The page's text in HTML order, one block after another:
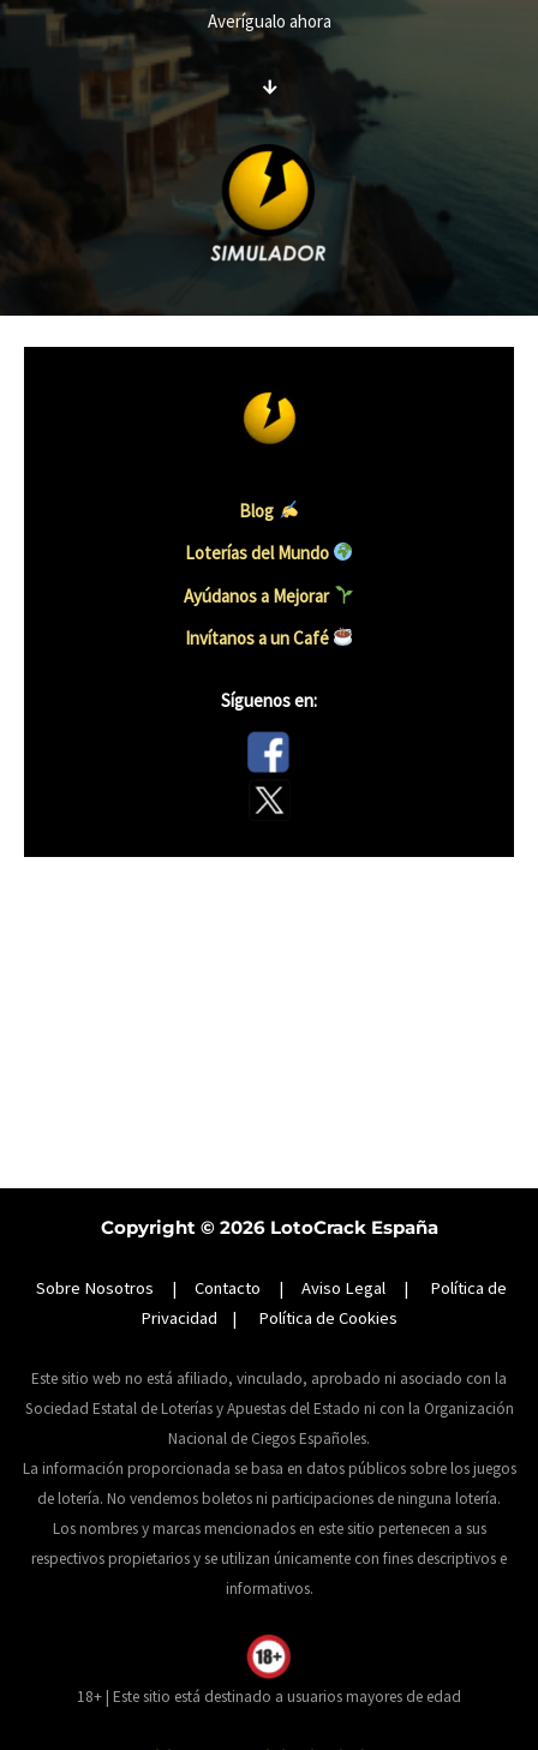
Averígualo ahora
↓
Blog
Loterías del Mundo
Ayúdanos a Mejorar
Invítanos a un Café
Síguenos en:
Copyright © 2026 LotoCrack España
Sobre Nosotros | Contacto | Aviso Legal| Política de
Privacidad | Política de Cookies
Este sitio web no está afiliado, vinculado, aprobado ni asociado con la
Sociedad Estatal de Loterías y Apuestas del Estado ni con la Organización
Nacional de Ciegos Españoles.
La información proporcionada se basa en datos públicos sobre los juegos
de lotería. No vendemos boletos ni participaciones de ninguna lotería.
Los nombres y marcas mencionados en este sitio pertenecen a sus
respectivos propietarios y se utilizan únicamente con fines descriptivos e
informativos.
18+ | Este sitio está destinado a usuarios mayores de edad